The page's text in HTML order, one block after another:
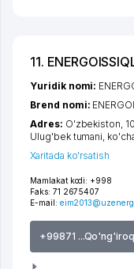
11.
Mamlakat kodi: +998
Faks: 71 2675407
E-mail:
+99871
Yuridik nomi:
Brend nomi:
Adres: O'zbekiston,
Ulug'bek tumani,
Xaritada ko'rsatish